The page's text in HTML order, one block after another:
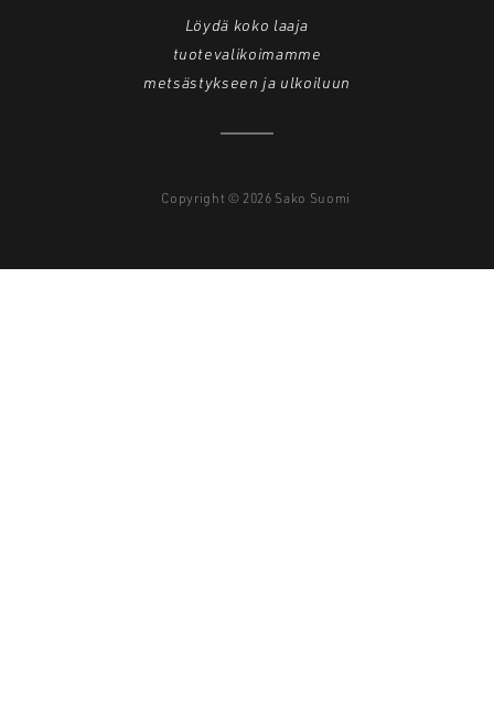
Löydä koko laaja
tuotevalikoimamme
metsästykseen ja ulkoiluun
Copyright © 2026 Sako Suomi